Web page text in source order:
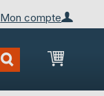
Mon compte
Mon